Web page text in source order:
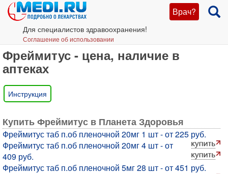
Врач?
Для специалистов здравоохранения!
Соглашение об использовании
Фреймитус - цена, наличие в
аптеках
Инструкция
Купить Фреймитус в Планета Здоровья
Фреймитус таб п.об пленочной 20мг 1 шт - от 225 руб.
Фреймитус таб п.об пленочной 20мг 4 шт - от
409 руб.
Фреймитус таб п.об пленочной 5мг 28 шт - от 451 руб.